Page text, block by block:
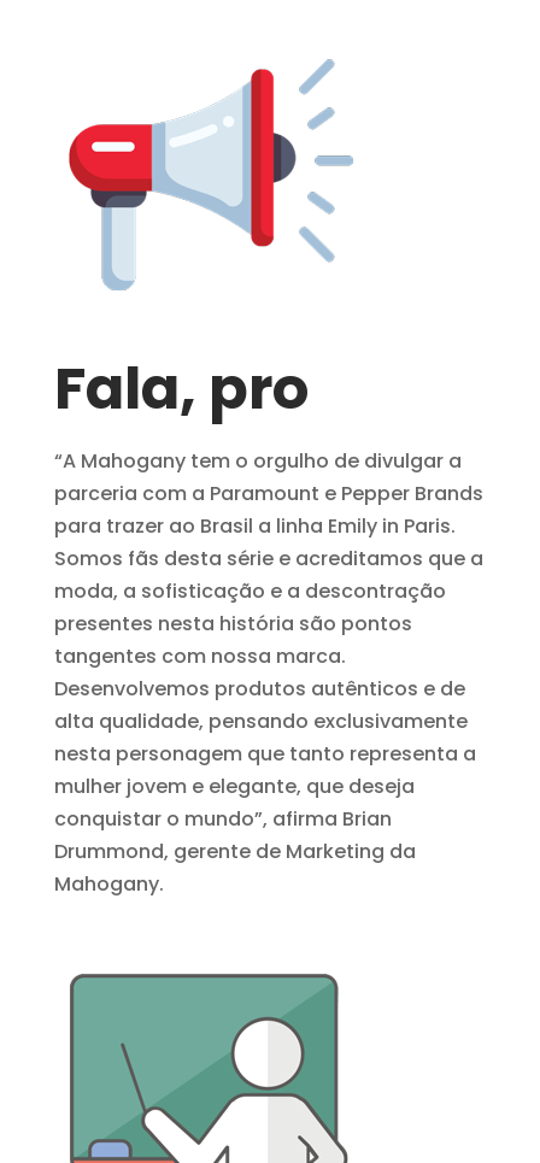
Fala, pro
“A Mahogany tem o orgulho de divulgar a
parceria com a Paramount e Pepper Brands
para trazer ao Brasil a linha Emily in Paris.
Somos fãs desta série e acreditamos que a
moda, a sofisticação e a descontração
presentes nesta história são pontos
tangentes com nossa marca.
Desenvolvemos produtos autênticos e de
alta qualidade, pensando exclusivamente
nesta personagem que tanto representa a
mulher jovem e elegante, que deseja
conquistar o mundo”, afirma Brian
Drummond, gerente de Marketing da
Mahogany.